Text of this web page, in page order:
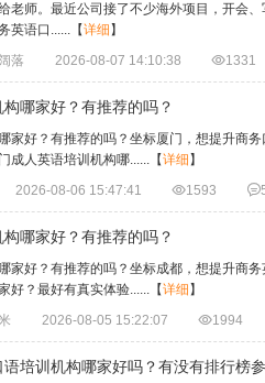
老师。最近公司接了不少海外项目，开会
英语口...... 【详细 】
落
2026-08-07 14:10:38 1331
哪家好？有推荐的吗？
家好？有推荐的吗？坐标厦门，想提升商
成人英语培训机构哪...... 【详细 】
2026-08-06 15:47:41 1593 
哪家好？有推荐的吗？
家好？有推荐的吗？坐标成都，想提升商
好？最好有真实体验...... 【详细 】
2026-08-05 15:22:07 1994
培训机构哪家好吗？有没有排行榜